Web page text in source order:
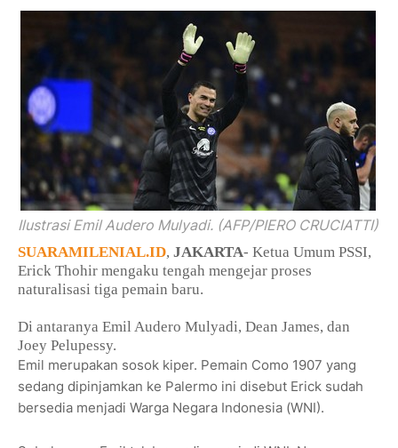
Ilustrasi Emil Audero Mulyadi. (AFP/PIERO CRUCIATTI)
SUARAMILENIAL.ID, JAKARTA- Ketua Umum PSSI,
Erick Thohir mengaku tengah mengejar proses
naturalisasi tiga pemain baru.
Di antaranya Emil Audero Mulyadi, Dean James, dan
Joey Pelupessy.
Emil merupakan sosok kiper. Pemain Como 1907 yang
sedang dipinjamkan ke Palermo ini disebut Erick sudah
bersedia menjadi Warga Negara Indonesia (WNI).